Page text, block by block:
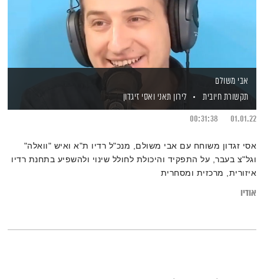
אבי משולם
תקשורת חיובית
לירון תאני ואסי זיגדון
01.01.22
00:31:38
אסי זגדון משוחח עם אבי משולם, מנכ"ל רדיו ת"א ואיש "וואלה"
וגל"צ בעבר, על התפקיד והיכולת לחולל שינוי ולהשפיע בתחנת רדיו
איזורית, מרכזית ומסחרית
אודיו